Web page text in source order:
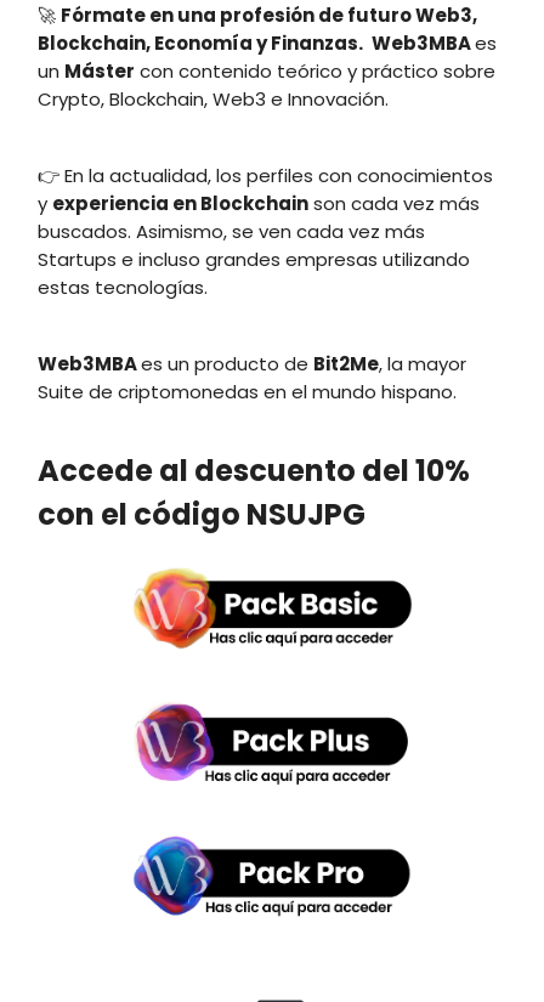
🚀 Fórmate en una profesión de futuro Web3,
Blockchain, Economía y Finanzas. Web3MBAes
un Máster con contenido teórico y práctico sobre
Crypto, Blockchain, Web3 e Innovación.
👉 En la actualidad, los perfiles con conocimientos
y experiencia en Blockchainson cada vez más
buscados. Asimismo, se ven cada vez más
Startups e incluso grandes empresas utilizando
estas tecnologías.
Web3MBAes un producto de Bit2Me, la mayor
Suite de criptomonedas en el mundo hispano.
Accede al descuento del 10%
con el código NSUJPG